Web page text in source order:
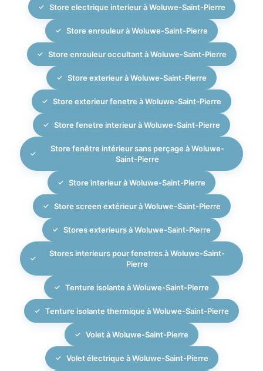
Store electrique interieur à Woluwe-Saint-Pierre
Store enrouleur à Woluwe-Saint-Pierre
Store enrouleur occultant à Woluwe-Saint-Pierre
Store exterieur à Woluwe-Saint-Pierre
Store exterieur fenetre à Woluwe-Saint-Pierre
Store fenetre interieur à Woluwe-Saint-Pierre
Store fenêtre intérieur sans perçage à Woluwe-
Saint-Pierre
Store interieur à Woluwe-Saint-Pierre
Store screen extérieur à Woluwe-Saint-Pierre
Stores exterieurs à Woluwe-Saint-Pierre
Stores interieurs pour fenetres à Woluwe-Saint-
Pierre
Tenture isolante à Woluwe-Saint-Pierre
Tenture isolante thermique à Woluwe-Saint-Pierre
Volet à Woluwe-Saint-Pierre
Volet électrique à Woluwe-Saint-Pierre